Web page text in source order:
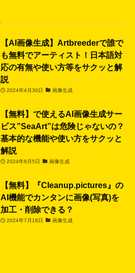
【AI画像生成】Artbreederで誰で
も無料でアーティスト！日本語対
応の有無や使い方等をサクッと解
説
2024年4月30日 画像生成
【無料】で使えるAI画像生成サー
ビス”SeaArt”は危険じゃないの？
基本的な機能や使い方をサクッと
解説
2024年8月5日 画像生成
【無料】『Cleanup.pictures』の
AI機能でカンタンに画像(写真)を
加工・削除できる？
2024年7月18日 画像生成